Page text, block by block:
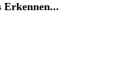
Erkennen...